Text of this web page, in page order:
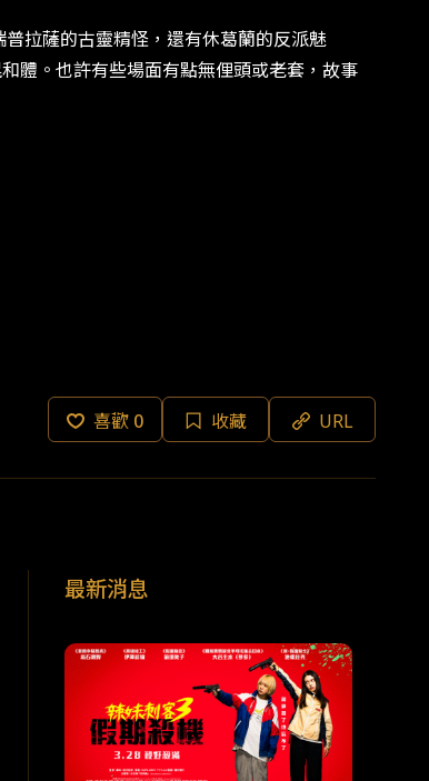
拉薩的古靈精怪，還有休葛蘭的反派魅
體。也許有些場面有點無俚頭或老套，故事
喜歡 0 收藏 URL
最新消息